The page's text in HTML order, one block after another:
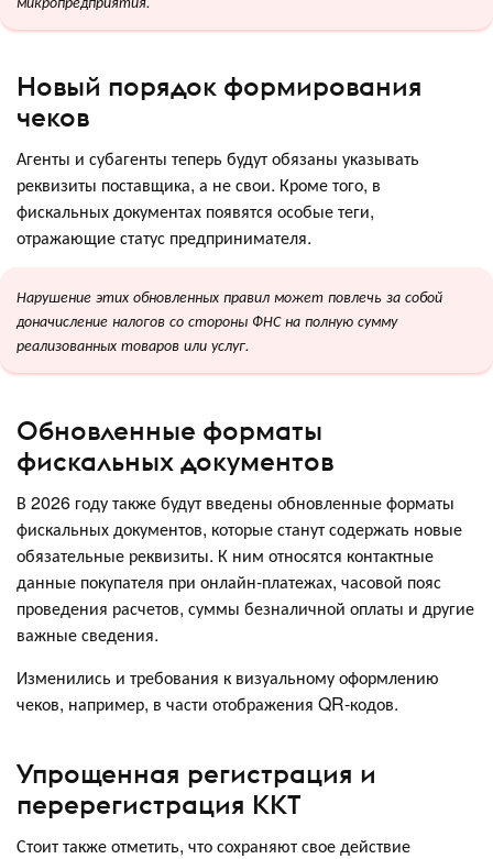
Новый порядок формирования
чеков
Агенты и субагенты теперь будут обязаны указывать
реквизиты поставщика, а не свои. Кроме того, в
фискальных документах появятся особые теги,
отражающие статус предпринимателя.
Нарушение этих обновленных правил может повлечь за собой
доначисление налогов со стороны ФНС на полную сумму
реализованных товаров или услуг.
Обновленные форматы
фискальных документов
В 2026 году также будут введены обновленные форматы
фискальных документов, которые станут содержать новые
обязательные реквизиты. К ним относятся контактные
данные покупателя при онлайн-платежах, часовой пояс
проведения расчетов, суммы безналичной оплаты и другие
важные сведения.
Изменились и требования к визуальному оформлению
чеков, например, в части отображения QR-кодов.
Упрощенная регистрация и
перерегистрация ККТ
Стоит также отметить, что сохраняют свое действие